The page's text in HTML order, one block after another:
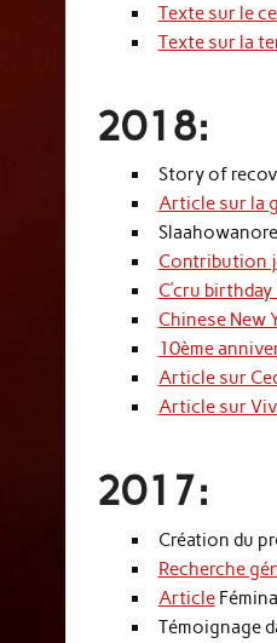
Texte sur le
Texte sur la
2018:
Story of
Article sur la
Contribution
C’cru
Chinese New
10ème
Article sur
Article sur
2017:
Création du
Recherche
Article
Témoignage